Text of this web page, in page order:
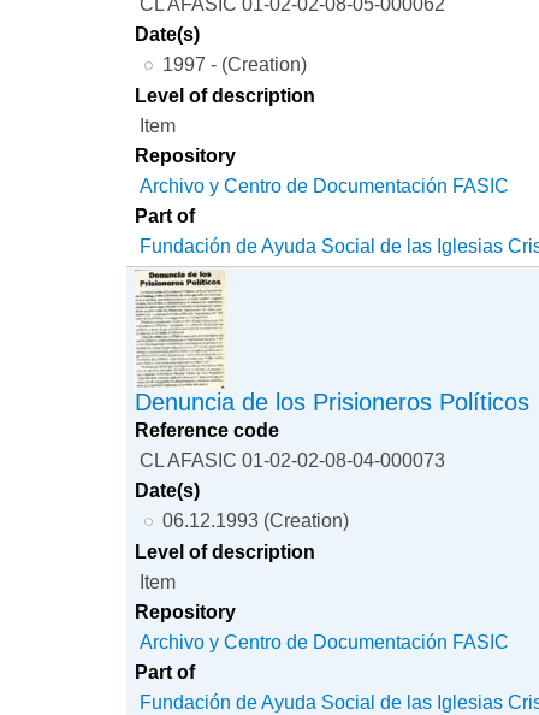
Date(s)
1997 - (Creation)
Level of description
Item
Repository
Archivo y Centro de Documentación FASIC
Part of
Fundación de Ayuda Social de las Iglesias
Denuncia de los Prisioneros Políticos
Reference code
CL AFASIC 01-02-02-08-04-000073
Date(s)
06.12.1993 (Creation)
Level of description
Item
Repository
Archivo y Centro de Documentación FASIC
Part of
Fundación de Ayuda Social de las Iglesias